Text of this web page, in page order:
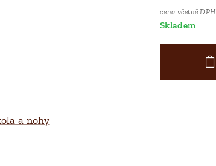
cena včetně DPH
Skladem
a nohy